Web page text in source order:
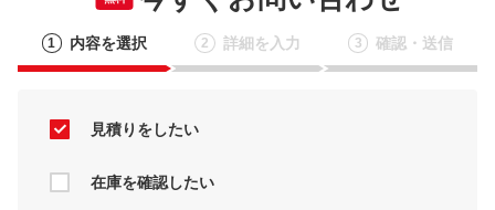
1 内容を選択 2 詳細を入力 3 確認・送信
見積りをしたい
在庫を確認したい